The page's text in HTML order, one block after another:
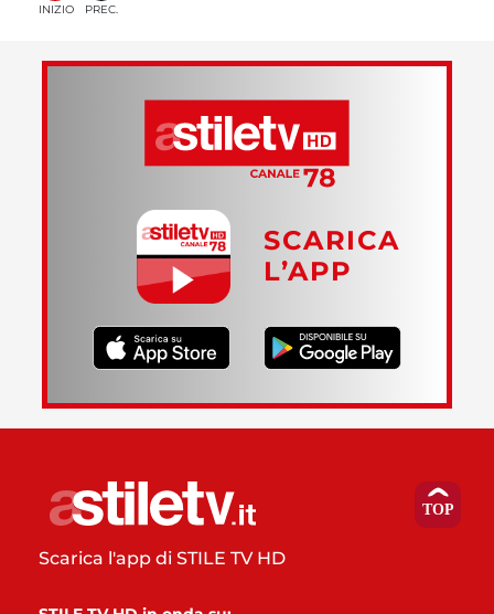
INIZIO PREC.
SCARICA
L’APP
Scarica l'app di STILE TV HD